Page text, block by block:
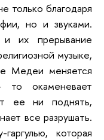
только благодаря
но и звуками.
их прерывание
музыке,
Медеи меняется
окаменевает
ее ни поднять,
все разрушать.
которая